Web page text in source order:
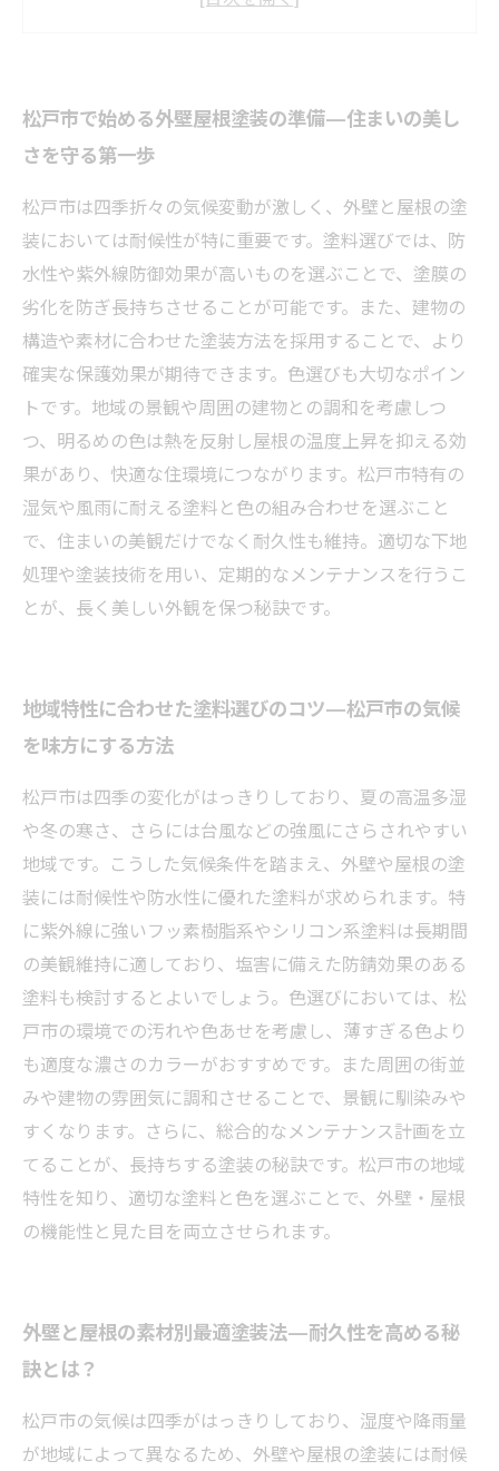
外壁と屋根の素材別最適塗装法—耐久性を高め
景に映える色の選び方
メンテナンスと仕上げのポイント—長持ちする
外壁屋根塗装の実現へ
実際に塗装工事を依頼したお客様の声—成功体
験から学ぶ塗装の重要性
まとめ：松戸市で快適な住環境を守るための外
壁屋根塗装のすべて
松戸市で始める外壁屋根塗装の準備—住まいの美し
さを守る第一歩
松戸市は四季折々の気候変動が激しく、外壁と屋根の塗
装においては耐候性が特に重要です。塗料選びでは、防
水性や紫外線防御効果が高いものを選ぶことで、塗膜の
劣化を防ぎ長持ちさせることが可能です。また、建物の
構造や素材に合わせた塗装方法を採用することで、より
確実な保護効果が期待できます。色選びも大切なポイン
トです。地域の景観や周囲の建物との調和を考慮しつ
つ、明るめの色は熱を反射し屋根の温度上昇を抑える効
果があり、快適な住環境につながります。松戸市特有の
湿気や風雨に耐える塗料と色の組み合わせを選ぶこと
で、住まいの美観だけでなく耐久性も維持。適切な下地
処理や塗装技術を用い、定期的なメンテナンスを行うこ
とが、長く美しい外観を保つ秘訣です。
地域特性に合わせた塗料選びのコツ—松戸市の気候
を味方にする方法
松戸市は四季の変化がはっきりしており、夏の高温多湿
や冬の寒さ、さらには台風などの強風にさらされやすい
地域です。こうした気候条件を踏まえ、外壁や屋根の塗
装には耐候性や防水性に優れた塗料が求められます。特
に紫外線に強いフッ素樹脂系やシリコン系塗料は長期間
の美観維持に適しており、塩害に備えた防錆効果のある
塗料も検討するとよいでしょう。色選びにおいては、松
戸市の環境での汚れや色あせを考慮し、薄すぎる色より
も適度な濃さのカラーがおすすめです。また周囲の街並
みや建物の雰囲気に調和させることで、景観に馴染みや
すくなります。さらに、総合的なメンテナンス計画を立
てることが、長持ちする塗装の秘訣です。松戸市の地域
特性を知り、適切な塗料と色を選ぶことで、外壁・屋根
の機能性と見た目を両立させられます。
外壁と屋根の素材別最適塗装法—耐久性を高める秘
訣とは？
松戸市の気候は四季がはっきりしており、湿度や降雨量
が地域によって異なるため、外壁や屋根の塗装には耐候